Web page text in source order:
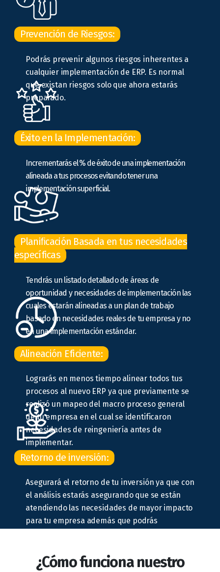
Prevención de Riesgos:
Podrás prevenir algunos riesgos inherentes a
cualquier implementación de ERP. Es normal
que existan riesgos solo que ahora estarás
preparado.
Éxito en la Implementación:
Incrementarás el % de éxito de una implementación
alineada a tus procesos evitando tener una
implementación superficial.
Planiﬁcación Basada en tus necesidades
específicas
Tendrás un listado detallado de áreas de
oportunidad y necesidades de implementación las
cuales estarán alineadas a un plan de trabajo
basado en necesidades reales de tu empresa y no
en una implementación estándar.
Alineación Eficiente:
Lograrás en menos tiempo alinear todos tus
procesos al nuevo ERP ya que previamente se
realizó un mapeo del macro proceso general
de tu empresa en el cual se identificaron
necesidades de reingeniería antes de
implementar.
Retorno de inversión:
Asegurará el retorno de tu inversión ya que con
el análisis estarás asegurando que se están
atendiendo las necesidades de mayor impacto
para tu empresa además que podrás
¿Cómo funciona nuestro